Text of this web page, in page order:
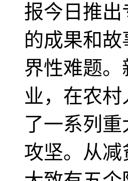
报今日推
的成果和
界性难题
业，在农
了一系列
攻坚。从